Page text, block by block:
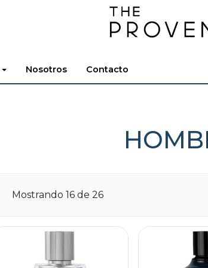
Nosotros Contacto
Mostrando 16 de 26